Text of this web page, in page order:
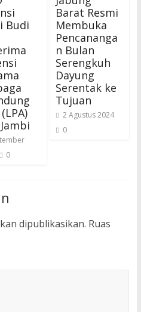
Budi
0
Barat Resmi
Membuka
Pencananga
n Bulan
Serengkuh
Dayung
Serentak ke
Tujuan
2 Agustus 2024
0
dipublikasikan. Ruas